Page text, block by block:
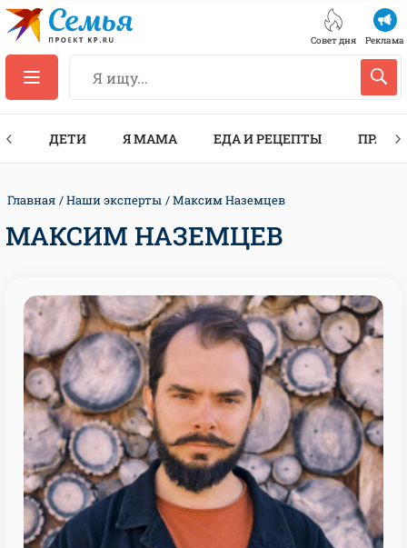
Совет дня Реклама
ДЕТИ Я МАМА ЕДА И РЕЦЕПТЫ
Главная Наши эксперты Максим Наземцев
МАКСИМ НАЗЕМЦЕВ